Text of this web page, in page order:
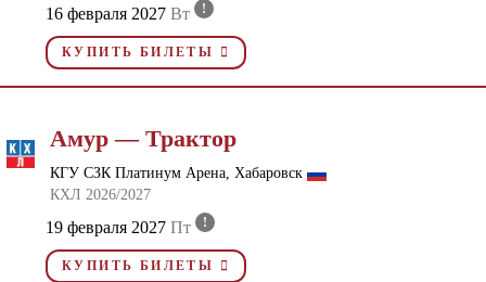
16 февраля 2027 Вт !
КУПИТЬ БИЛЕТЫ
Амур — Трактор
КГУ СЗК Платинум Арена, Хабаровск
КХЛ 2026/2027
19 февраля 2027 Пт !
КУПИТЬ БИЛЕТЫ